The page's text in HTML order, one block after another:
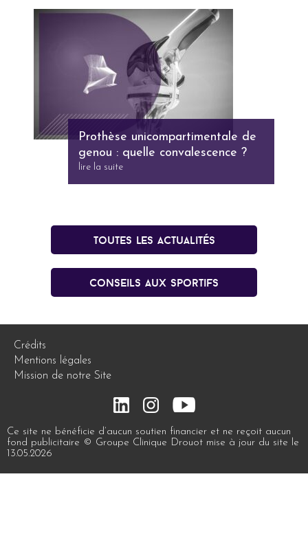
Prothèse unicompartimentale de
genou : quelle convalescence ?
lire la suite
Toutes les actualités
conseils aux sportifs
Crédits
Mentions légales
Mission de notre Site
Ce site ne bénéficie d’aucun soutien financier et ne reçoit aucun
fond publicitaire © Groupe Clinique Drouot mise à jour du site le
13.05.2026